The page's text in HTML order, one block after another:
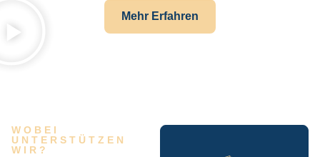
Mehr Erfahren
WOBEI
UNTERSTÜTZEN
WIR?